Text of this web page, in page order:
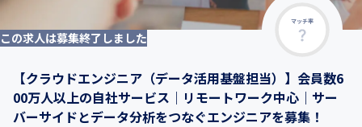
マッチ率
この求人は募集終了しました
【クラウドエンジニア（データ活用基盤担当）】会員数6
00万人以上の自社サービス｜リモートワーク中心｜サー
バーサイドとデータ分析をつなぐエンジニアを募集！